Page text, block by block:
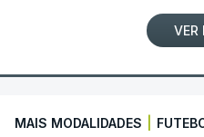
VER
MAIS MODALIDADES